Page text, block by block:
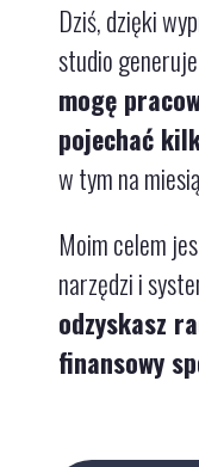
Dziś, dzięki
studio
mogę
pojechać
w tym na
Moim celem
narzędzi i
odzyskasz
finansowy